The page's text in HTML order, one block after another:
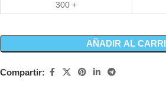
300 +
AÑADIR AL
Compartir: